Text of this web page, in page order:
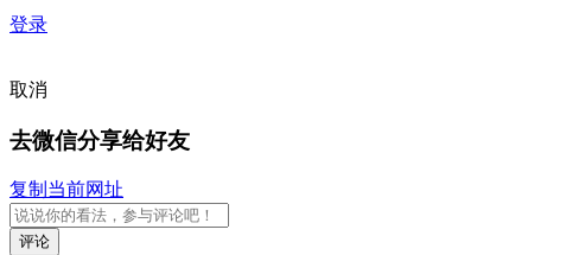
登录
取消
去微信分享给好友
复制当前网址
评论